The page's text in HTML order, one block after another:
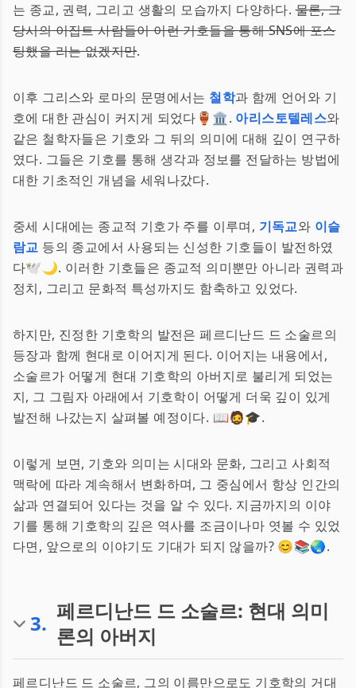
는 종교, 권력, 그리고 생활의 모습까지 다양하다.물론, 그
당시의 이집트 사람들이 이런 기호들을 통해 SNS에 포스
팅했을 리는 없겠지만.
이후 그리스와 로마의 문명에서는 철학과 함께 언어와 기
호에 대한 관심이 커지게 되었다🏺🏛. 아리스토텔레스와
같은 철학자들은 기호와 그 뒤의 의미에 대해 깊이 연구하
였다. 그들은 기호를 통해 생각과 정보를 전달하는 방법에
대한 기초적인 개념을 세워나갔다.
중세 시대에는 종교적 기호가 주를 이루며, 기독교와 이슬
람교 등의 종교에서 사용되는 신성한 기호들이 발전하였
다🕊🌙. 이러한 기호들은 종교적 의미뿐만 아니라 권력과
정치, 그리고 문화적 특성까지도 함축하고 있었다.
하지만, 진정한 기호학의 발전은 페르디난드 드 소술르의
등장과 함께 현대로 이어지게 된다. 이어지는 내용에서,
소술르가 어떻게 현대 기호학의 아버지로 불리게 되었는
지, 그 그림자 아래에서 기호학이 어떻게 더욱 깊이 있게
발전해 나갔는지 살펴볼 예정이다. 📖🧔🎓.
이렇게 보면, 기호와 의미는 시대와 문화, 그리고 사회적
맥락에 따라 계속해서 변화하며, 그 중심에서 항상 인간의
삶과 연결되어 있다는 것을 알 수 있다. 지금까지의 이야
기를 통해 기호학의 깊은 역사를 조금이나마 엿볼 수 있었
다면, 앞으로의 이야기도 기대가 되지 않을까? 😊📚🌏.
3. 페르디난드 드 소술르: 현대 의미
론의 아버지
페르디난드 드 소술르, 그의 이름만으로도 기호학의 거대